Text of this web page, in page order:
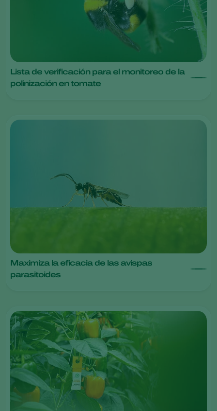
Lista de verificación para el monitoreo de la
polinización en tomate
Maximiza la eficacia de las avispas
parasitoides